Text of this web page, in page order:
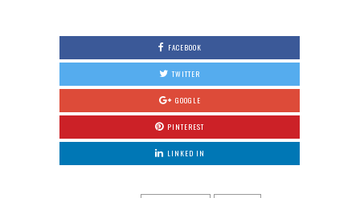
FACEBOOK
TWITTER
GOOGLE
PINTEREST
LINKED IN